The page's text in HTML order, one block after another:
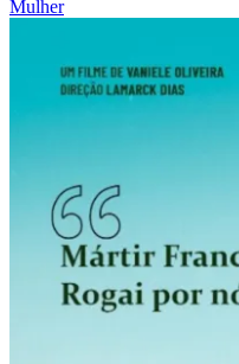
Mulher